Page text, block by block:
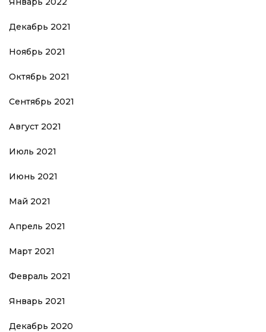
Декабрь 2021
Ноябрь 2021
Октябрь 2021
Сентябрь 2021
Август 2021
Июль 2021
Июнь 2021
Май 2021
Апрель 2021
Март 2021
Февраль 2021
Январь 2021
Декабрь 2020